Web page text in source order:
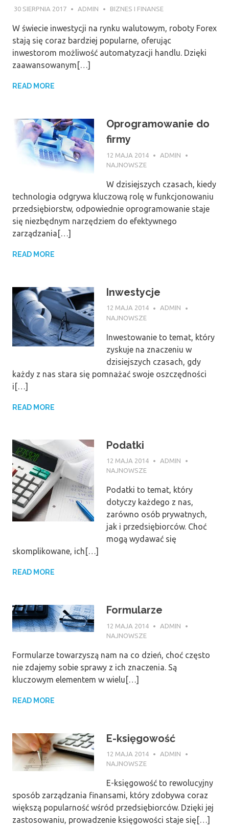
30 SIERPNIA 2017 ADMIN BIZNES I FINANSE
W świecie inwestycji na rynku walutowym, roboty Forex
stają się coraz bardziej popularne, oferując
inwestorom możliwość automatyzacji handlu. Dzięki
zaawansowanym[…]
READ MORE
Oprogramowanie do
firmy
12 MAJA 2014
ADMIN
NAJNOWSZE
W dzisiejszych czasach, kiedy
technologia odgrywa kluczową rolę w funkcjonowaniu
przedsiębiorstw, odpowiednie oprogramowanie staje
się niezbędnym narzędziem do efektywnego
zarządzania[…]
READ MORE
Inwestycje
12 MAJA 2014
ADMIN
NAJNOWSZE
Inwestowanie to temat, który
zyskuje na znaczeniu w
dzisiejszych czasach, gdy
każdy z nas stara się pomnażać swoje oszczędności
i[…]
READ MORE
Podatki
12 MAJA 2014
ADMIN
NAJNOWSZE
Podatki to temat, który
dotyczy każdego z nas,
zarówno osób prywatnych,
jak i przedsiębiorców. Choć
mogą wydawać się
skomplikowane, ich[…]
READ MORE
Formularze
12 MAJA 2014
ADMIN
NAJNOWSZE
Formularze towarzyszą nam na co dzień, choć często
nie zdajemy sobie sprawy z ich znaczenia. Są
kluczowym elementem w wielu[…]
READ MORE
E-księgowość
12 MAJA 2014
ADMIN
NAJNOWSZE
E-księgowość to rewolucyjny
sposób zarządzania finansami, który zdobywa coraz
większą popularność wśród przedsiębiorców. Dzięki jej
zastosowaniu, prowadzenie księgowości staje się[…]